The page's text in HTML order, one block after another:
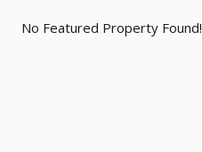
No Featured Property Found!